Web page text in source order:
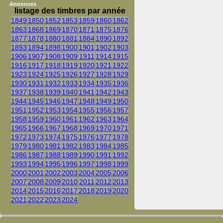
Annonces
listage des timbres par année
1849 18501852 1853 1859 18601862
1863 1868 1869 18701871 1875 1876
1877 1878 18801881 188418901892
1893 18941898 19001901 1902 1903
1906 1907 1908 1909 1911 19141915
1916 1917 1918 1919 19201921 1922
1923 19241925 1926 1927 1928 1929
19301931 1932 1933 19341935 1936
1937 1938 1939 19401941 1942 1943
19441945 1946 1947 1948 1949 1950
1951 1952 1953 19541955 1956 1957
1958 1959 19601961 1962 1963 1964
1965 1966 1967 1968 1969 19701971
1972 1973 19741975 1976 1977 1978
1979 19801981 1982 1983 19841985
1986 1987 1988 1989 19901991 1992
1993 19941995 1996 1997 1998 1999
20002001 2002 2003 20042005 2006
2007 2008 2009 2010 2011 2012 2013
20142015 2016 2017 2018 2019 2020
2021 2022 2023 2024